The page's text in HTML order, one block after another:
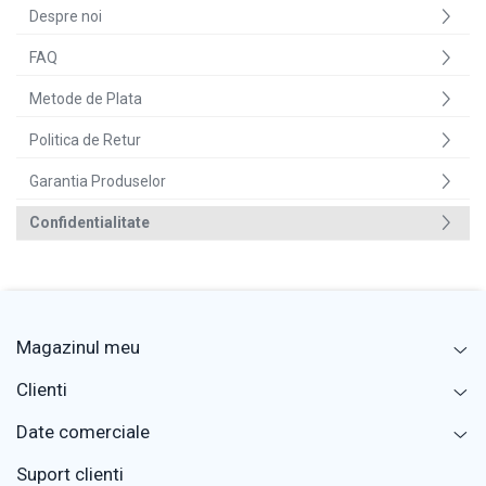
Despre noi
FAQ
Metode de Plata
Politica de Retur
Garantia Produselor
Confidentialitate
Magazinul meu
Clienti
Date comerciale
Suport clienti